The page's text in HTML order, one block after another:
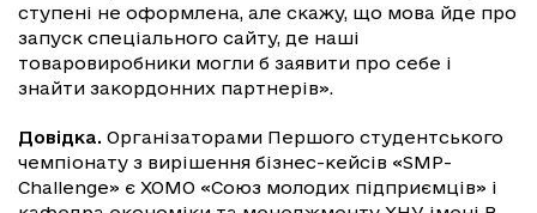
ступені не оформлена, але скажу, що мова йде про
запуск спеціального сайту, де наші
товаровиробники могли б заявити про себе і
знайти закордонних партнерів».
Довідка. Організаторами Першого студентського
чемпіонату з вирішення бізнес-кейсів «SMP-
Challenge» є ХОМО «Союз молодих підприємців» і